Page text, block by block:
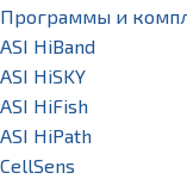
Программы и
ASI HiBand
ASI HiSKY
ASI HiFish
ASI HiPath
CellSens